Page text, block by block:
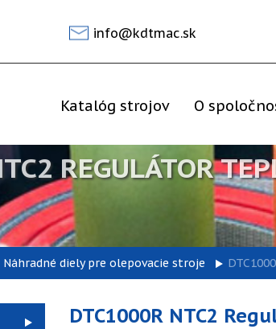
info@kdtmac.sk
Katalóg strojov O
REGULÁTOR
Náhradné diely pre olepovacie stroje
DTC1000R NTC2